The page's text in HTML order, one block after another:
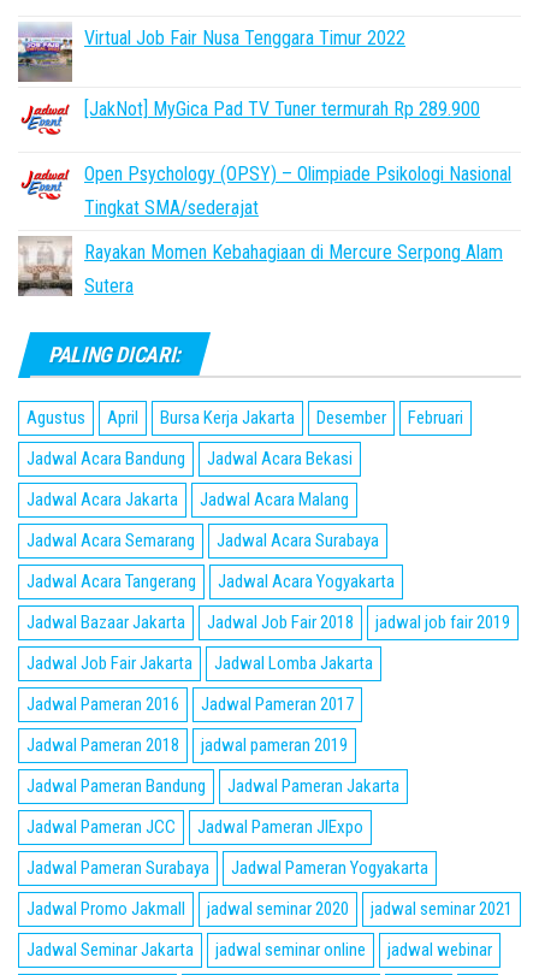
Virtual Job Fair Nusa Tenggara Timur 2022
[JakNot] MyGica Pad TV Tuner termurah Rp 289.900
Open Psychology (OPSY) – Olimpiade Psikologi Nasional
Tingkat SMA/sederajat
Rayakan Momen Kebahagiaan di Mercure Serpong Alam
Sutera
PALING DICARI:
Agustus April Bursa Kerja Jakarta Desember
Februari
Jadwal Acara Bandung
Jadwal Acara Bekasi
Jadwal Acara Jakarta
Jadwal Acara Malang
Jadwal Acara Semarang
Jadwal Acara Surabaya
Jadwal Acara Tangerang
Jadwal Acara Yogyakarta
Jadwal Bazaar Jakarta
Jadwal Job Fair 2018
jadwal job fair 2019
Jadwal Job Fair Jakarta
Jadwal Lomba Jakarta
Jadwal Pameran 2016
Jadwal Pameran 2017
Jadwal Pameran 2018
jadwal pameran 2019
Jadwal Pameran Bandung
Jadwal Pameran Jakarta
Jadwal Pameran JCC
Jadwal Pameran JIExpo
Jadwal Pameran Surabaya
Jadwal Pameran Yogyakarta
Jadwal Promo Jakmall
jadwal seminar 2020
jadwal seminar 2021
Jadwal Seminar Jakarta
jadwal seminar online
jadwal webinar